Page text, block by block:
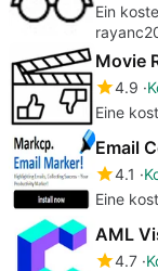
Ein
Movie
4.9
Eine
Email
4.1
Eine
AML
4.7